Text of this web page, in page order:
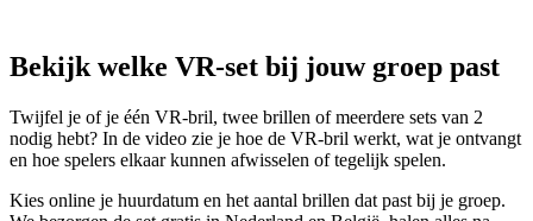
Bekijk welke VR-set bij jouw groep past
Twijfel je of je één VR-bril, twee brillen of meerdere sets van 2
nodig hebt? In de video zie je hoe de VR-bril werkt, wat je ontvangt
en hoe spelers elkaar kunnen afwisselen of tegelijk spelen.
Kies online je huurdatum en het aantal brillen dat past bij je groep.